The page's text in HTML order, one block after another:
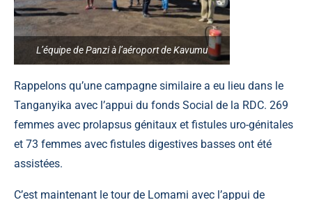
L’équipe de Panzi à l’aéroport de Kavumu
Rappelons qu’une campagne similaire a eu lieu dans le
Tanganyika avec l’appui du fonds Social de la RDC. 269
femmes avec prolapsus génitaux et fistules uro-génitales
et 73 femmes avec fistules digestives basses ont été
assistées.
C’est maintenant le tour de Lomami avec l’appui de